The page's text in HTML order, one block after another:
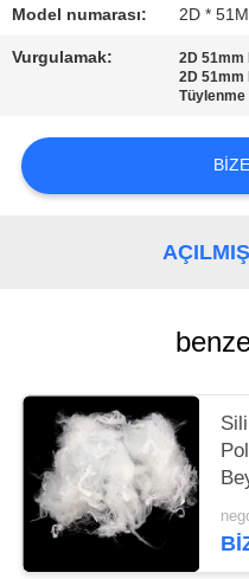
SITE
HARITASI
PRIVACY
POLICY
Model numarası: 2D *
Vurgulamak: 2D 51mm
2D 51mm